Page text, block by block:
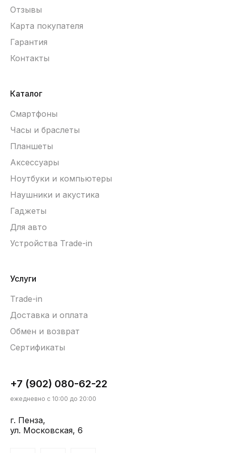
Отзывы
Карта покупателя
Гарантия
Контакты
Каталог
Смартфоны
Часы и браслеты
Планшеты
Аксессуары
Ноутбуки и компьютеры
Наушники и акустика
Гаджеты
Для авто
Устройства Trade-in
Услуги
Trade-in
Доставка и оплата
Обмен и возврат
Сертификаты
+7 (902) 080-62-22
ежедневно с 10:00 до 20:00
г. Пенза,
ул. Московская, 6